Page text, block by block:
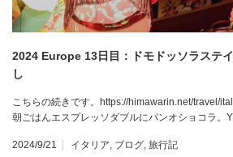
2024 Europe 13日目：ドモドッソラステ
し
こちらの続きです。https://himawarin.net/travel/
朝ごはんエスプレッソダブルにパンオショコラ
2024/9/21 イタリア, ブログ, 旅行記